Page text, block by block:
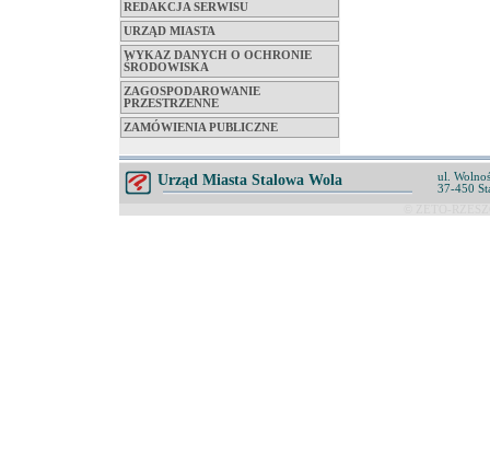
REDAKCJA SERWISU
URZĄD MIASTA
WYKAZ DANYCH O OCHRONIE
ŚRODOWISKA
ZAGOSPODAROWANIE
PRZESTRZENNE
ZAMÓWIENIA PUBLICZNE
Urząd Miasta Stalowa Wola
ul.
37-450